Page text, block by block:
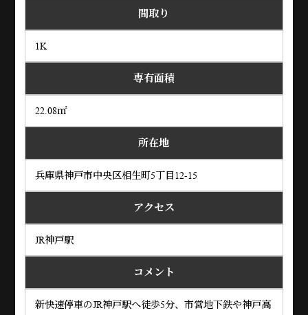
間取り
1K
専有面積
22.08㎡
所在地
兵庫県神戸市中央区相生町5丁目12-15
アクセス
JR神戸駅
コメント
新快速停車のJR神戸駅へ徒歩5分、市営地下鉄や神戸高